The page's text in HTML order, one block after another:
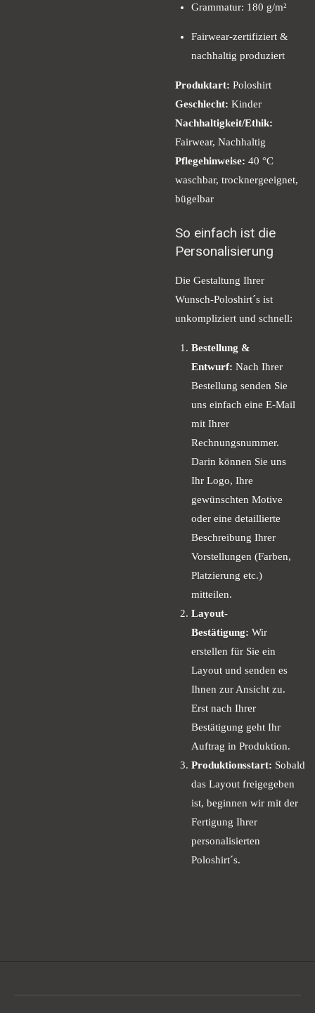
Grammatur: 180 g/m²
Fairwear-zertifiziert &
nachhaltig produziert
Produktart: Poloshirt
Geschlecht: Kinder
Nachhaltigkeit/Ethik:
Fairwear, Nachhaltig
Pflegehinweise: 40 °C
waschbar, trocknergeeignet,
bügelbar
So einfach ist die
Personalisierung
Die Gestaltung Ihrer
Wunsch-Poloshirt´s ist
unkompliziert und schnell:
Bestellung &
Entwurf: Nach Ihrer
Bestellung senden Sie
uns einfach eine E-Mail
mit Ihrer
Rechnungsnummer.
Darin können Sie uns
Ihr Logo, Ihre
gewünschten Motive
oder eine detaillierte
Beschreibung Ihrer
Vorstellungen (Farben,
Platzierung etc.)
mitteilen.
Layout-
Bestätigung: Wir
erstellen für Sie ein
Layout und senden es
Ihnen zur Ansicht zu.
Erst nach Ihrer
Bestätigung geht Ihr
Auftrag in Produktion.
Produktionsstart: Sobald
das Layout freigegeben
ist, beginnen wir mit der
Fertigung Ihrer
personalisierten
Poloshirt´s.